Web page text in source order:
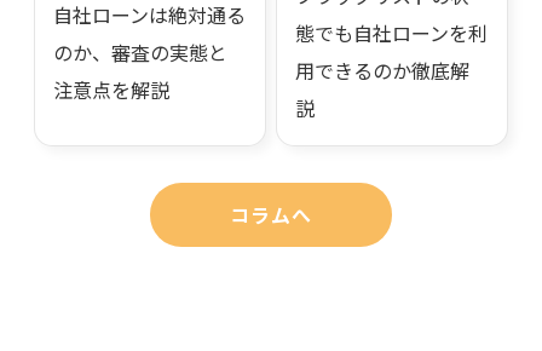
自社ローンは絶対通る
のか、審査の実態と
注意点を解説
態でも自社ローンを利
用できるのか徹底解
説
コラムへ